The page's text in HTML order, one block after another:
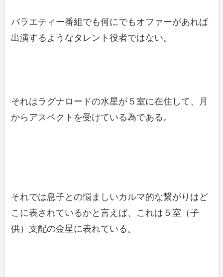
バラエティー番組でも何にでもオファーがあれば
出演するようなタレント役者ではない。
それはラグナロードの水星が５室に在住して、月
からアスペクトを受けている為である。
それでは息子との悩ましいカルマ的な繋がりはど
こに表されているかと言えば、これは５室（子
供）支配の金星に表れている。